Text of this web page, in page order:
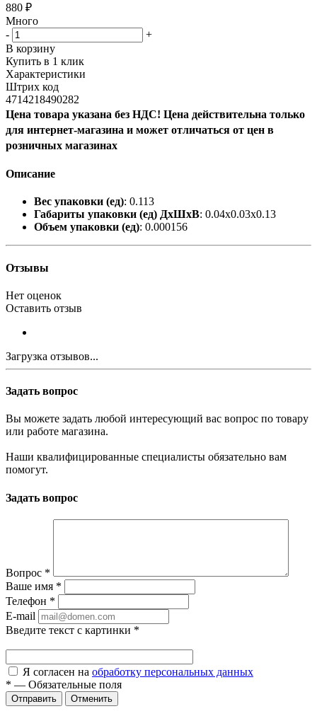
880 ₽
Много
-
+
В корзину
Купить в 1 клик
Характеристики
Штрих код
4714218490282
Цена товара указана без НДС! Цена действительна только
для интернет-магазина и может отличаться от цен в
розничных магазинах
Описание
Вес упаковки (ед): 0.113
Габариты упаковки (ед) ДхШхВ: 0.04x0.03x0.13
Объем упаковки (ед): 0.000156
Отзывы
Нет оценок
Оставить отзыв
Загрузка отзывов...
Задать вопрос
Вы можете задать любой интересующий вас вопрос по товару
или работе магазина.
Наши квалифицированные специалисты обязательно вам
помогут.
Задать вопрос
Вопрос *
Ваше имя *
Телефон *
E-mail
Введите текст с картинки *
Я согласен на обработку персональных данных
* — Обязательные поля
Отправить Отменить